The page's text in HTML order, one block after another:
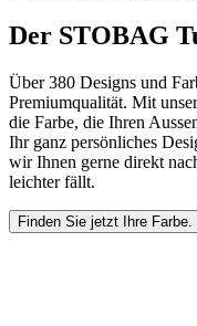
Der STOBAG
Über 380 Designs und
Premiumqualität. Mit
die Farbe, die Ihren
Ihr ganz persönliches
wir Ihnen gerne direkt
leichter fällt.
Finden Sie jetzt Ihre Farbe.